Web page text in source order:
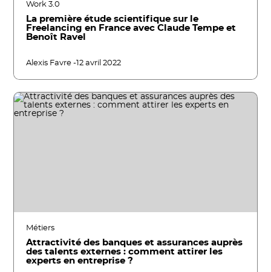
Work 3.0
La première étude scientifique sur le
Freelancing en France avec Claude Tempe et
Benoît Ravel
Alexis Favre -12 avril 2022
Métiers
Attractivité des banques et assurances auprès
des talents externes : comment attirer les
experts en entreprise ?